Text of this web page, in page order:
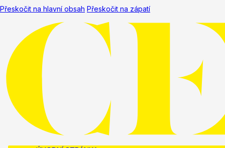
Přeskočit na hlavní obsah Přeskočit na zápatí